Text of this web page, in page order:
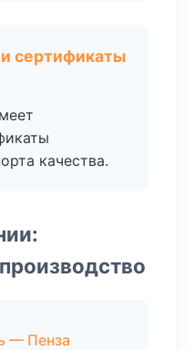
сертификаты
качества.
— Пенза